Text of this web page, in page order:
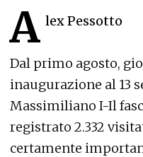
A lex Pessotto
Dal primo agosto,
inaugurazione al 13
Massimiliano I-Il
registrato 2.332
certamente